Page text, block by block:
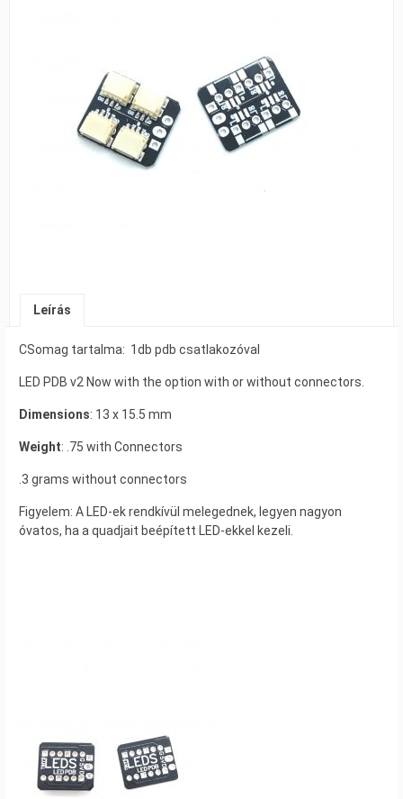
Leírás
CSomag tartalma: 1db pdb csatlakozóval
LED PDB v2 Now with the option with or without connectors.
Dimensions: 13 x 15.5 mm
Weight: .75 with Connectors
.3 grams without connectors
Figyelem: A LED-ek rendkívül melegednek, legyen nagyon
óvatos, ha a quadjait beépített LED-ekkel kezeli.